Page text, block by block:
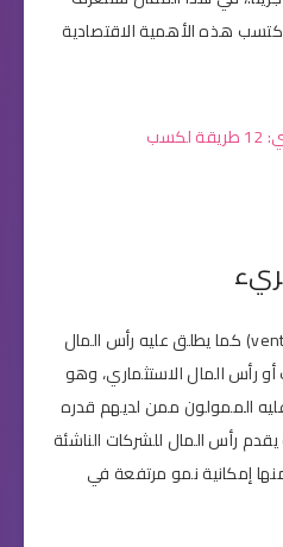
هذه الأهمية الاقتصادية
الدخل السلبي: 12 طريقة لكسب
الاستثمار الجريء (venture capital) كما يطلق عليه رأس المال
أو رأس المال الاستثماري، وهو
الممولون ممن لديهم قدره
رأس المال للشركات الناشئة
إمكانية نمو مرتفعة في